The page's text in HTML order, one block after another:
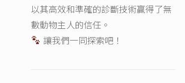
以其高效和準確的診斷技術贏得了無
數動物主人的信任。
讓我們一同探索吧！